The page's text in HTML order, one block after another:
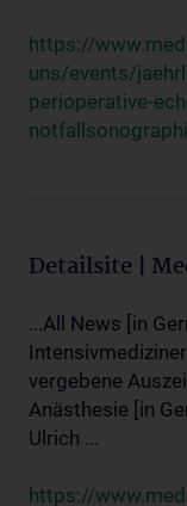
https://
uns/events/
perioperative-
Detailsite |
...All News [in
vergebene
Anästhesie [in
Ulrich ...
https://